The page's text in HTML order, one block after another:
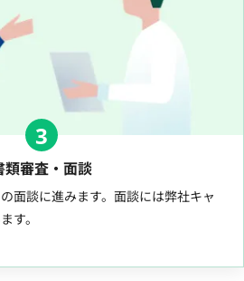
3
類審査・面談
面談に進みます。面談には弊社キャ
す。